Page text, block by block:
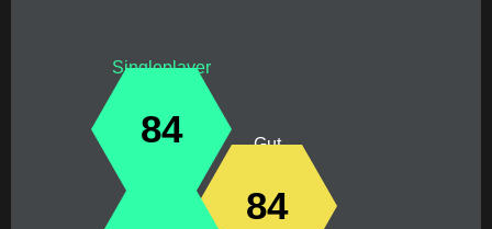
Singleplayer
84
84
Gut